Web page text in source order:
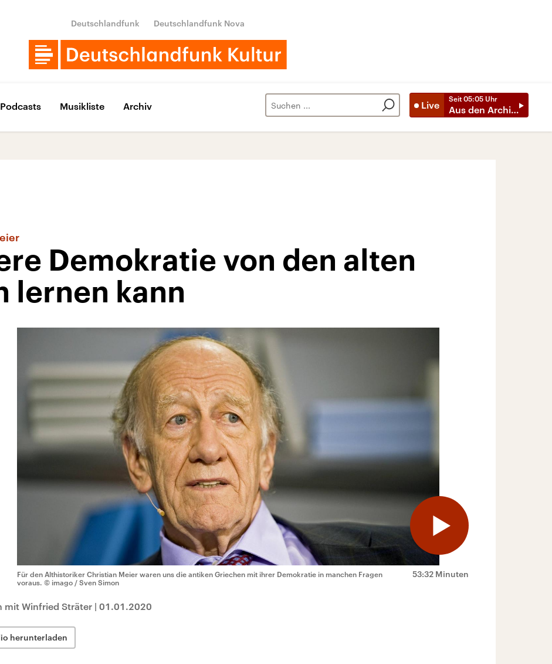
Deutschlandfunk Deutschlandfunk Nova
Live
Seit 05:05 Uhr
Aus den Archiven
Musikliste Archiv
Demokratie von den alten
lernen kann
53:32 Minuten
Für den Althistoriker Christian Meier waren uns die antiken Griechen mit ihrer Demokratie in manchen Fragen
voraus. © imago / Sven Simon
mit Winfried Sträter | 01.01.2020
herunterladen